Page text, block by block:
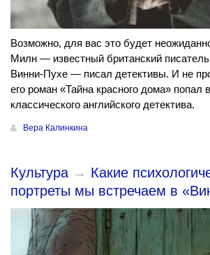
Возможно, для вас это будет
Милн — известный британский
Винни-Пухе — писал детективы. И не
его роман «Тайна красного дома» попал
классического английского детектива.
Вера Калинкина
Культура → Какие
портреты мы встречаем в